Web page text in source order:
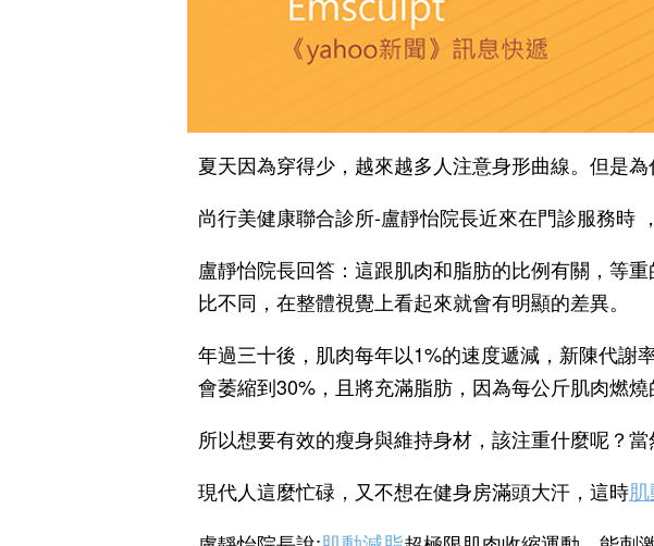
夏天因為穿得少，越來越多人注意身形曲線。但是
尚行美健康聯合診所-盧靜怡院長近來在門診服務時
盧靜怡院長回答：這跟肌肉和脂肪的比例有關，等
比不同，在整體視覺上看起來就會有明顯的差異。
年過三十後，肌肉每年以1%的速度遞減，新陳代謝
會萎縮到30%，且將充滿脂肪，因為每公斤肌肉燃燒
所以想要有效的瘦身與維持身材，該注重什麼呢？當
現代人這麼忙碌，又不想在健身房滿頭大汗，這時